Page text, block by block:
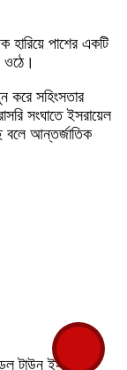
হারিয়ে পাশের একটি
ওঠে।
করে সহিংসতার
সংঘাতে ইসরায়েল
বলে আন্তর্জাতিক
টাউন ই-মেইল: